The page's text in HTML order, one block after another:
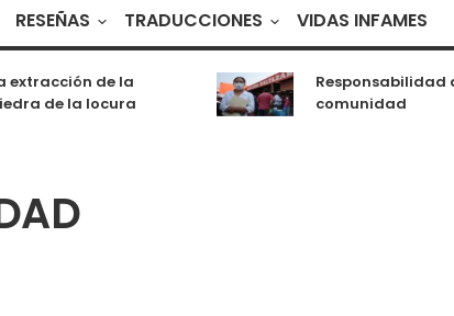
RESEÑAS TRADUCCIONES VIDAS INFAMES
extracción de la
de la locura
Responsabilidad
comunidad